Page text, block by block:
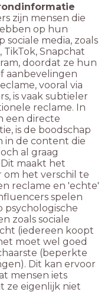
zijn mensen die
op hun
sociale media, zoals
TikTok, Snapchat
doordat ze hun
aanbevelingen
vooral via
is vaak subtieler
reclame. In
een directe
is de boodschap
in de content die
al graag
maakt het
om het verschil te
reclame en 'echte'
spelen
psychologische
zoals sociale
(iedereen koopt
moet wel goed
(beperkte
Dit kan ervoor
mensen iets
ze eigenlijk niet